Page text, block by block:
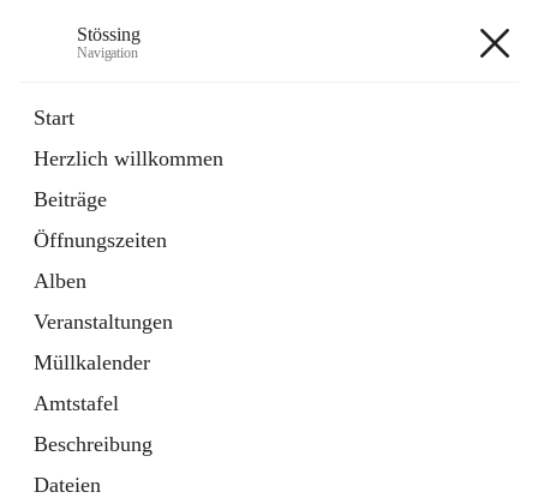
Stössing
Navigation
Start
Herzlich willkommen
Beiträge
Öffnungszeiten
Alben
Veranstaltungen
Müllkalender
Amtstafel
Beschreibung
Dateien
Datei
in
Tab
Kindergarten
öffnet
in
neuem
Tab